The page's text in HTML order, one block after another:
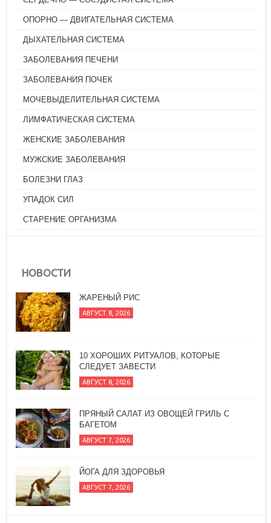
ОПОРНО — ДВИГАТЕЛЬНАЯ СИСТЕМА
ДЫХАТЕЛЬНАЯ СИСТЕМА
ЗАБОЛЕВАНИЯ ПЕЧЕНИ
ЗАБОЛЕВАНИЯ ПОЧЕК
МОЧЕВЫДЕЛИТЕЛЬНАЯ СИСТЕМА
ЛИМФАТИЧЕСКАЯ СИСТЕМА
ЖЕНСКИЕ ЗАБОЛЕВАНИЯ
МУЖСКИЕ ЗАБОЛЕВАНИЯ
БОЛЕЗНИ ГЛАЗ
УПАДОК СИЛ
СТАРЕНИЕ ОРГАНИЗМА
НОВОСТИ
ЖАРЕНЫЙ РИС
АВГУСТ 8, 2026
10 ХОРОШИХ РИТУАЛОВ, КОТОРЫЕ
СЛЕДУЕТ ЗАВЕСТИ
АВГУСТ 8, 2026
ПРЯНЫЙ САЛАТ ИЗ ОВОЩЕЙ ГРИЛЬ С
БАГЕТОМ
АВГУСТ 7, 2026
ЙОГА ДЛЯ ЗДОРОВЬЯ
АВГУСТ 7, 2026